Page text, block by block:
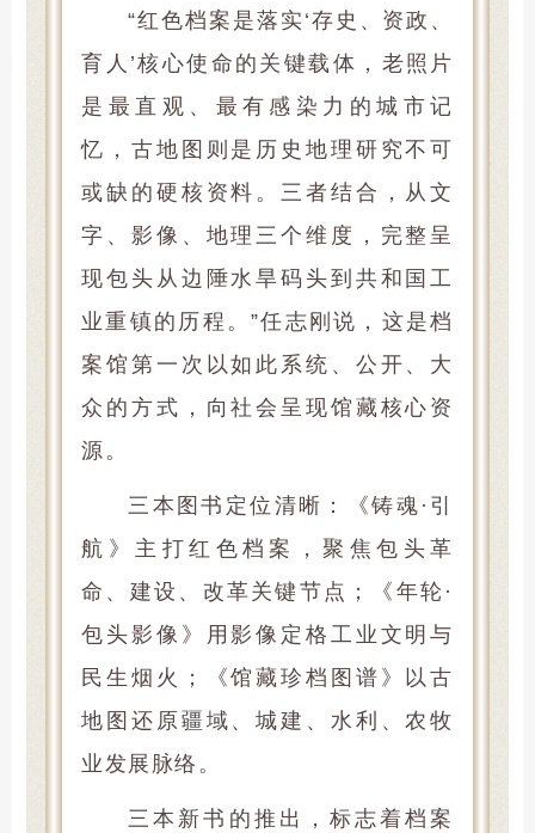
“红色档案是落实‘存史、资政、
育人’核心使命的关键载体，老照片
是最直观、最有感染力的城市记
忆，古地图则是历史地理研究不可
或缺的硬核资料。三者结合，从文
字、影像、地理三个维度，完整呈
现包头从边陲水旱码头到共和国工
业重镇的历程。”任志刚说，这是档
案馆第一次以如此系统、公开、大
众的方式，向社会呈现馆藏核心资
源。
三本图书定位清晰：《铸魂·引
航》主打红色档案，聚焦包头革
命、建设、改革关键节点；《年轮·
包头影像》用影像定格工业文明与
民生烟火；《馆藏珍档图谱》以古
地图还原疆域、城建、水利、农牧
业发展脉络。
三本新书的推出，标志着档案